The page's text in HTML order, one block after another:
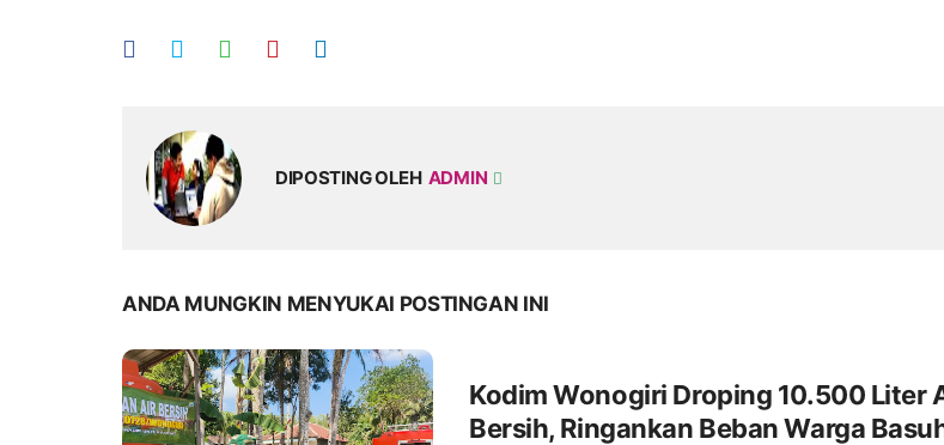
DIPOSTING OLEH ADMIN
ANDA MUNGKIN MENYUKAI POSTINGAN INI
Kodim Wonogiri Droping 10.500 Liter
Bersih, Ringankan Beban Warga